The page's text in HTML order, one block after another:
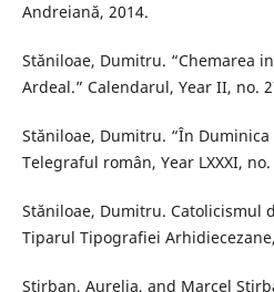
Andreiană, 2014.
Stăniloae, Dumitru. “Chemarea
Ardeal.” Calendarul, Year II, no.
Stăniloae, Dumitru. “În
Telegraful român, Year LXXXI,
Stăniloae, Dumitru. Catolicismul
Tiparul Tipografiei
Știrban, Aurelia, and Marcel